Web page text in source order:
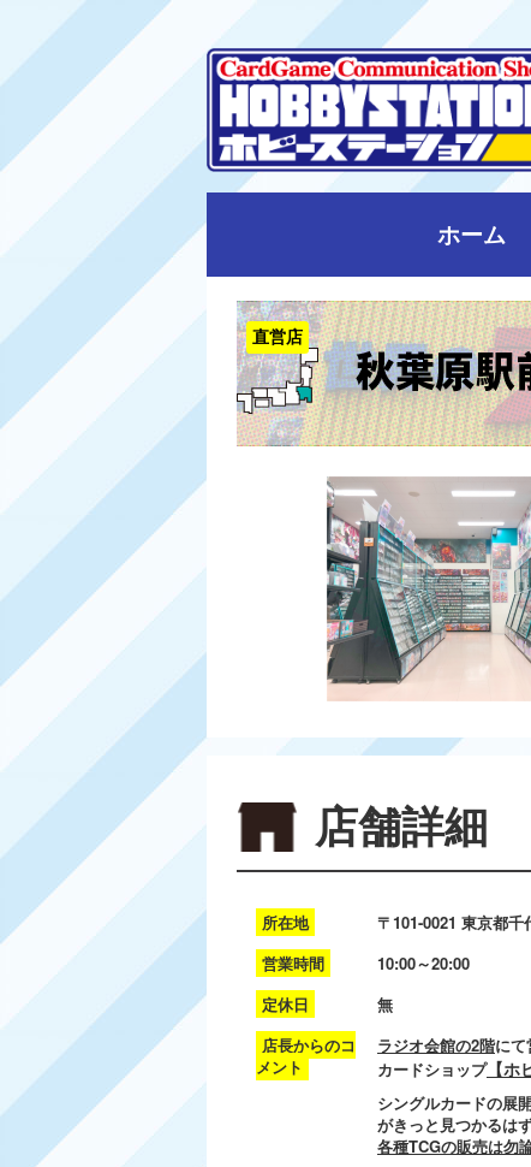
ホーム
直営店
店舗詳細
所在地
〒101-0021 東京都
営業時間
10:00～20:00
定休日
無
店長からのコ
メント
ラジオ会館の2階にて
カードショップ【ホ
シングルカードの展
がきっと見つかるは
各種TCGの販売は勿